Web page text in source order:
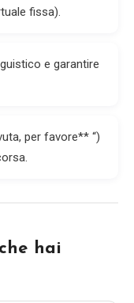
fissa).
e garantire
per favore** “)
hai